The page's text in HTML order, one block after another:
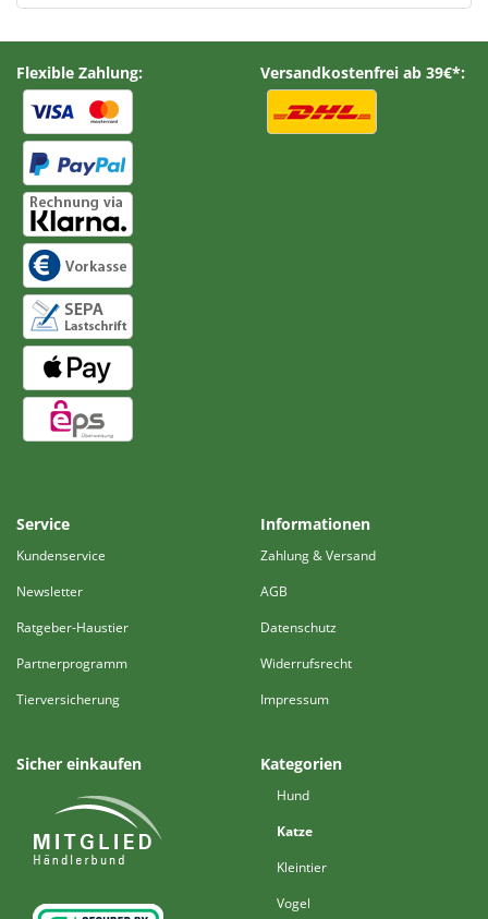
Flexible Zahlung: Versandkostenfrei ab 39€*:
Service
Kundenservice
Newsletter
Ratgeber-Haustier
Partnerprogramm
Tierversicherung
Informationen
Zahlung & Versand
AGB
Datenschutz
Widerrufsrecht
Impressum
Sicher einkaufen Kategorien
Hund
Katze
Kleintier
Vogel